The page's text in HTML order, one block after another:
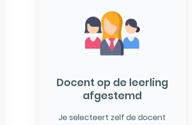
Docent op de leerling
afgestemd
Je selecteert zelf de docent